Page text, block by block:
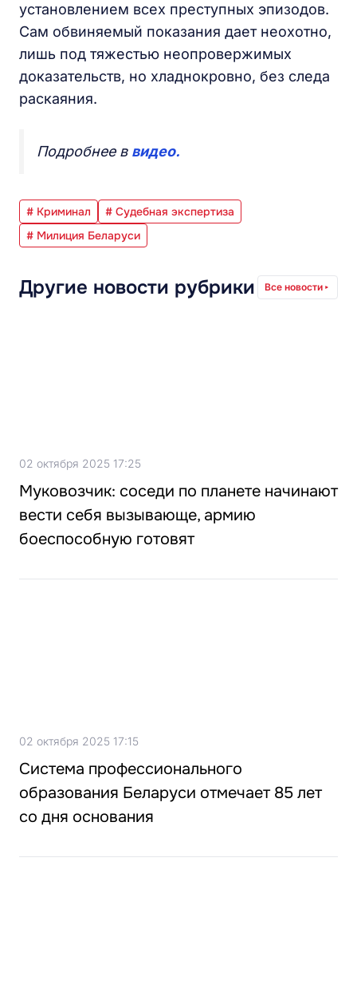
установлением всех преступных эпизодов.
Сам обвиняемый показания дает неохотно,
лишь под тяжестью неопровержимых
доказательств, но хладнокровно, без следа
раскаяния.
Подробнее в видео.
# Криминал
# Судебная экспертиза
# Милиция Беларуси
Другие новости рубрики Все новости
02 октября 2025 17:25
Муковозчик: соседи по планете начинают
вести себя вызывающе, армию
боеспособную готовят
02 октября 2025 17:15
Система профессионального
образования Беларуси отмечает 85 лет
со дня основания